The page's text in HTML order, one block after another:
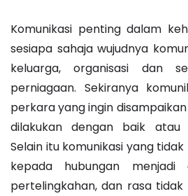
Komunikasi penting dalam
sesiapa sahaja wujudnya
keluarga, organisasi dan
perniagaan. Sekiranya
perkara yang ingin
dilakukan dengan baik atau
Selain itu komunikasi yang
kepada hubungan menjadi
pertelingkahan, dan rasa tidak